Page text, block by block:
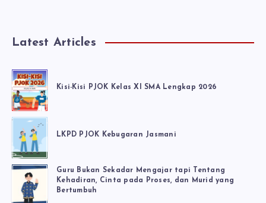
Latest Articles
Kisi-Kisi PJOK Kelas XI SMA Lengkap 2026
LKPD PJOK Kebugaran Jasmani
Guru Bukan Sekadar Mengajar tapi Tentang
Kehadiran, Cinta pada Proses, dan Murid yang
Bertumbuh